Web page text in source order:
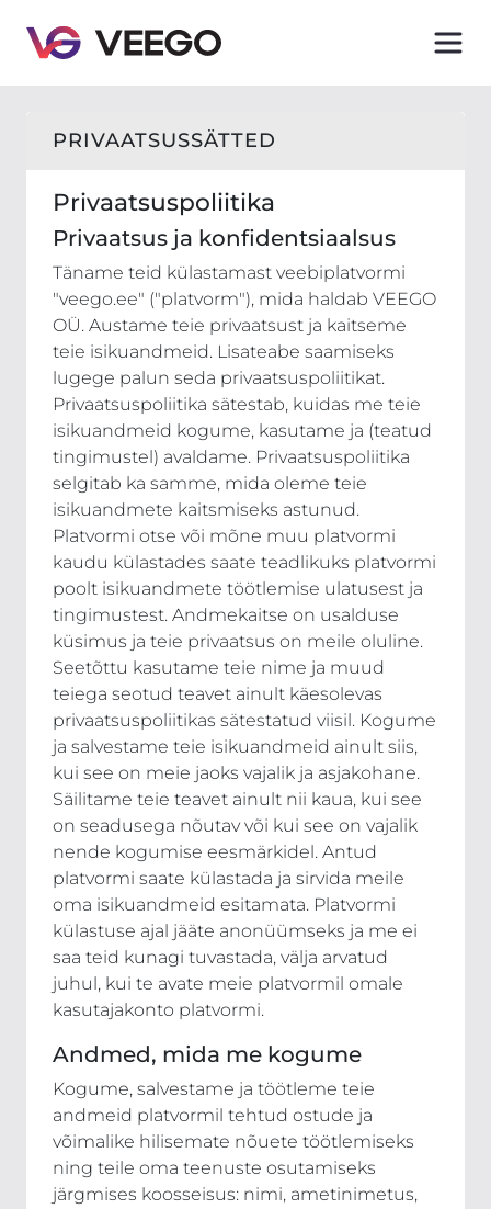
PRIVAATSUSSÄTTED
Privaatsuspoliitika
Privaatsus ja konfidentsiaalsus
Täname teid külastamast veebiplatvormi
"veego.ee" ("platvorm"), mida haldab VEEGO
OÜ. Austame teie privaatsust ja kaitseme
teie isikuandmeid. Lisateabe saamiseks
lugege palun seda privaatsuspoliitikat.
Privaatsuspoliitika sätestab, kuidas me teie
isikuandmeid kogume, kasutame ja (teatud
tingimustel) avaldame. Privaatsuspoliitika
selgitab ka samme, mida oleme teie
isikuandmete kaitsmiseks astunud.
Platvormi otse või mõne muu platvormi
kaudu külastades saate teadlikuks platvormi
poolt isikuandmete töötlemise ulatusest ja
tingimustest. Andmekaitse on usalduse
küsimus ja teie privaatsus on meile oluline.
Seetõttu kasutame teie nime ja muud
teiega seotud teavet ainult käesolevas
privaatsuspoliitikas sätestatud viisil. Kogume
ja salvestame teie isikuandmeid ainult siis,
kui see on meie jaoks vajalik ja asjakohane.
Säilitame teie teavet ainult nii kaua, kui see
on seadusega nõutav või kui see on vajalik
nende kogumise eesmärkidel. Antud
platvormi saate külastada ja sirvida meile
oma isikuandmeid esitamata. Platvormi
külastuse ajal jääte anonüümseks ja me ei
saa teid kunagi tuvastada, välja arvatud
juhul, kui te avate meie platvormil omale
kasutajakonto platvormi.
Andmed, mida me kogume
Kogume, salvestame ja töötleme teie
andmeid platvormil tehtud ostude ja
võimalike hilisemate nõuete töötlemiseks
ning teile oma teenuste osutamiseks
järgmises koosseisus: nimi, ametinimetus,